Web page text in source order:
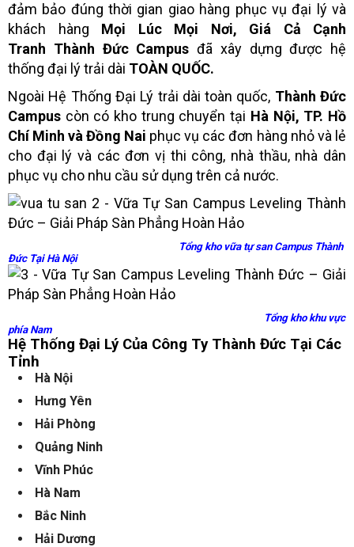
đảm bảo đúng thời gian giao hàng phục vụ đại lý và
khách hàng Mọi Lúc Mọi Nơi,
Giá Cả Cạnh
Tranh Thành Đức Campus đã xây dựng được hệ
thống đại lý trải dài TOÀN QUỐC.
Ngoài Hệ Thống Đại Lý trải dài toàn quốc, Thành Đức
Campus còn có kho trung chuyển tại Hà Nội, TP. Hồ
Chí Minh và Đồng Nai phục vụ các đơn hàng nhỏ và lẻ
cho đại lý và các đơn vị thi công, nhà thầu, nhà dân
phục vụ cho nhu cầu sử dụng trên cả nước.
Tổng kho vữa tự san Campus Thành
Đức Tại Hà Nội
Tổng kho khu vực
phía Nam
Hệ Thống Đại Lý Của Công Ty Thành Đức Tại Các
Tỉnh
Hà Nội
Hưng Yên
Hải Phòng
Quảng Ninh
Vĩnh Phúc
Hà Nam
Bắc Ninh
Hải Dương